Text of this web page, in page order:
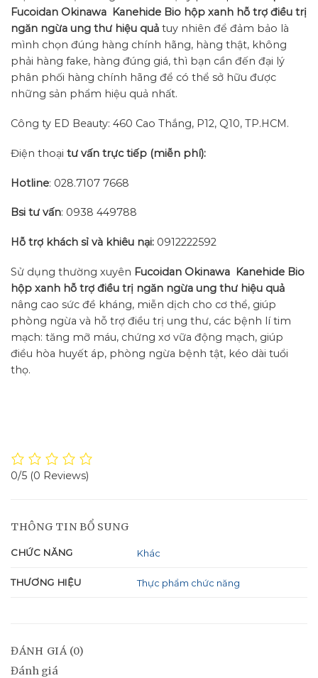
Fucoidan Okinawa Kanehide Bio hộp xanh hỗ trợ điều trị
ngăn ngừa ung thư hiệu quả tuy nhiên để đảm bảo là
mình chọn đúng hàng chính hãng, hàng thật, không
phải hàng fake, hàng đúng giá, thì bạn cần đến đại lý
phân phối hàng chính hãng để có thể sở hữu được
những sản phẩm hiệu quả nhất.
Công ty ED Beauty: 460 Cao Thắng, P12, Q10, TP.HCM.
Điện thoại tư vấn trực tiếp (miễn phí):
Hotline: 028.7107 7668
Bsi tư vấn: 0938 449788
Hỗ trợ khách sỉ và khiêu nại: 0912222592
Sử dụng thường xuyên Fucoidan Okinawa Kanehide Bio
hộp xanh hỗ trợ điều trị ngăn ngừa ung thư hiệu quả
nâng cao sức đề kháng, miễn dịch cho cơ thể, giúp
phòng ngừa và hỗ trợ điều trị ung thư, các bệnh lí tim
mạch: tăng mỡ máu, chứng xơ vữa động mạch, giúp
điều hòa huyết áp, phòng ngừa bệnh tật, kéo dài tuổi
thọ.
0/5 (0 Reviews)
THÔNG TIN BỔ SUNG
CHỨC NĂNG Khác
THƯƠNG HIỆU Thực phẩm chức năng
ĐÁNH GIÁ (0)
Đánh giá